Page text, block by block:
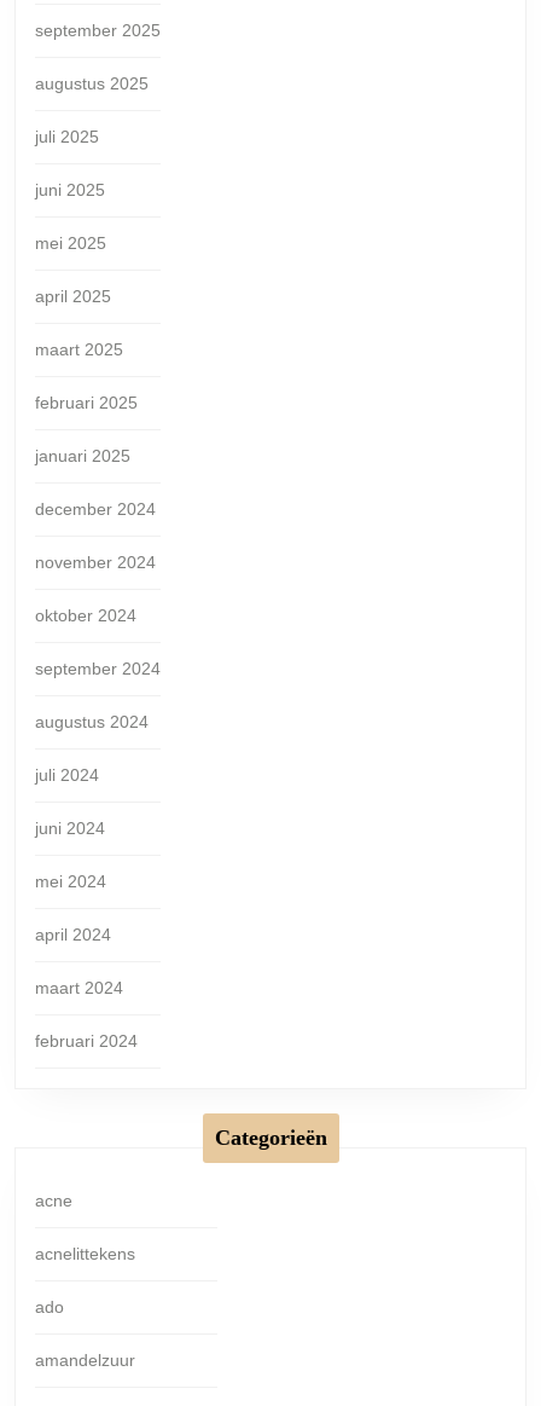
september 2025
augustus 2025
juli 2025
juni 2025
mei 2025
april 2025
maart 2025
februari 2025
januari 2025
december 2024
november 2024
oktober 2024
september 2024
augustus 2024
juli 2024
juni 2024
mei 2024
april 2024
maart 2024
februari 2024
Categorieën
acne
acnelittekens
ado
amandelzuur